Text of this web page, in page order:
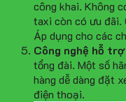
công khai. Không
taxi còn có ưu đãi.
Áp dụng cho các
Công nghệ hỗ
tổng đài. Một số
hàng dễ dàng đặt
điện thoại.